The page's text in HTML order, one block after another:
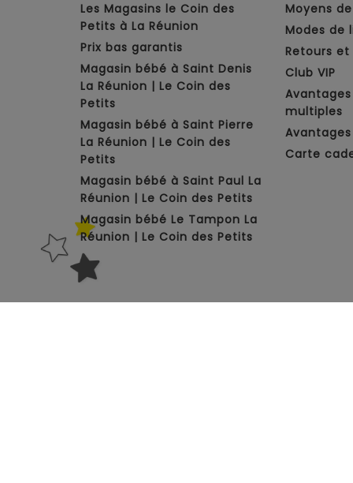
Les Magasins le Coin des
Petits à La Réunion
Prix bas garantis
Magasin bébé à Saint Denis
La Réunion | Le Coin des
Petits
Magasin bébé à Saint Pierre
La Réunion | Le Coin des
Petits
Magasin bébé à Saint Paul La
Réunion | Le Coin des Petits
Magasin bébé Le Tampon La
Réunion | Le Coin des Petits
Moyens
Modes de
Retours
Club VIP
multiples
Carte